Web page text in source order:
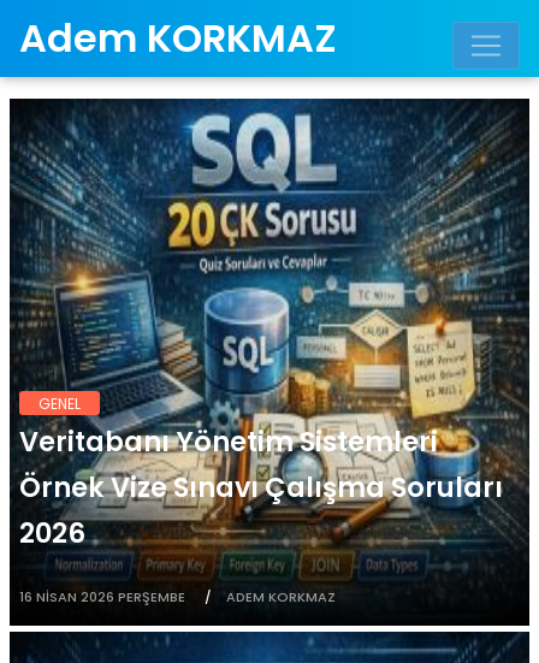
Adem KORKMAZ
GENEL
Veritabanı Yönetim Sistemleri
Örnek Vize Sınavı Çalışma Soruları
2026
16 NISAN 2026 PERŞEMBE ADEM KORKMAZ